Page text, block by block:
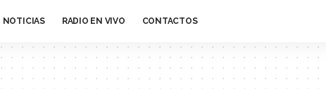
NOTICIAS RADIO EN VIVO CONTACTOS